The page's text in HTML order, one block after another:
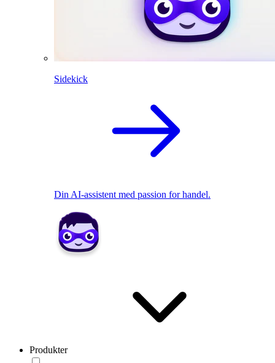
Sidekick
Din AI-assistent med passion for handel.
Produkter